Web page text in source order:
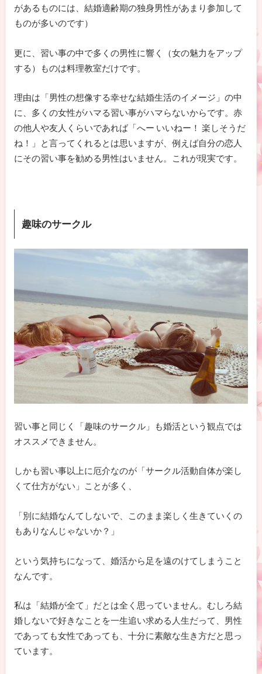
があるものには、結婚適齢期の独身男性があまり参加して
ものが多いのです）
更に、習い事の中で多くの男性に響く（女の魅力をアップ
する）ものは料理教室だけです。
理由は「男性の想像する幸せな結婚生活のイメージ」の中
に、多くの女性がハマる習い事がハマらないからです。赤
の他人や友人くらいであれば「へー いいねー！ 楽しそうだ
ね！」と言ってくれるとは思いますが、例えば自分の恋人
にその習い事を勧める男性はいません。これが現実です。
趣味のサークル
習い事と同じく「趣味のサークル」も婚活という観点では
オススメできません。
しかも習い事以上に厄介なのが「サークル活動自体が楽し
くて仕方がない」ことが多く、
「別に結婚なんてしないで、このまま楽しく生きていくの
もありなんじゃないか？」
という気持ちになって、婚活から足を遠のけてしまうこと
なんです。
私は「結婚が全て」だとは全く思っていません。むしろ結
婚しないで好きなことを一生追い求める人生だって、男性
であっても女性であっても、十分に素敵な生き方だと思っ
ています。